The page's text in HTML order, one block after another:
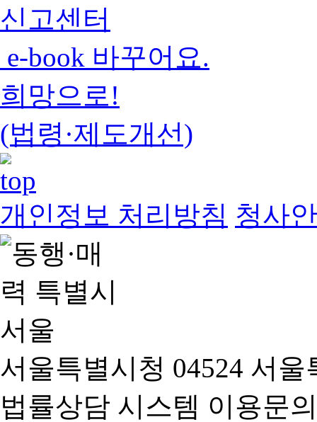
신고센터
e-book 바꾸어요.
희망으로!
(법령·제도개선)
개인정보 처리방침 청사
서울특별시청 04524 서
법률상담 시스템 이용문